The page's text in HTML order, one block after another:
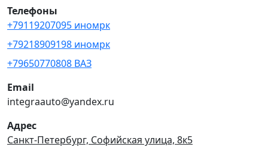
Телефоны
+79119207095 иномрк
+79218909198 иномрк
+79650770808 ВАЗ
Email
integraauto@yandex.ru
Адрес
Санкт-Петербург, Софийская улица, 8к5